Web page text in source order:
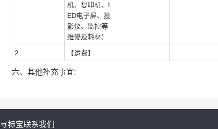
机、复印机、L
ED电子屏、投
影仪、监控等
维修及耗材）
2 【运费】
六、其他补充事宜:
寻标宝联系我们